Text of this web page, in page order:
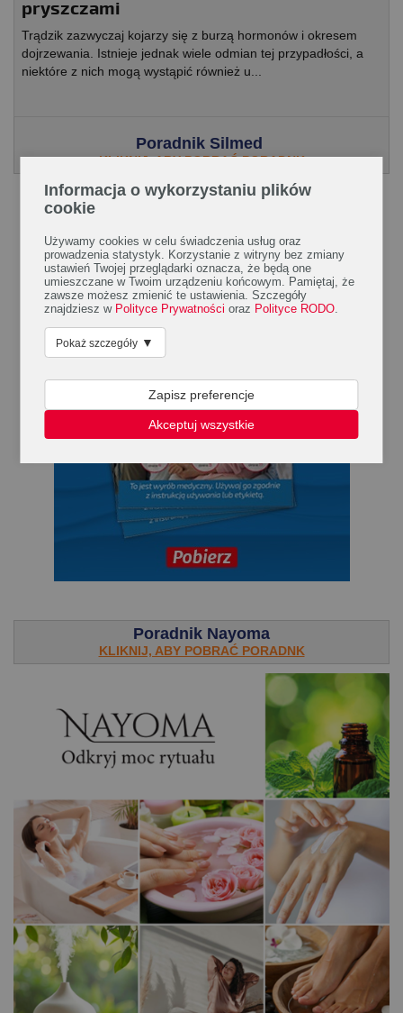
pryszczami
Trądzik zazwyczaj kojarzy się z burzą hormonów i okresem
dojrzewania. Istnieje jednak wiele odmian tej przypadłości, a
niektóre z nich mogą wystąpić również u...
Poradnik Silmed
KLIKNIJ, ABY POBRAĆ PORADNK
Poradnik Nayoma
KLIKNIJ, ABY POBRAĆ PORADNK
Informacja o wykorzystaniu plików
cookie
Używamy cookies w celu świadczenia usług oraz
prowadzenia statystyk. Korzystanie z witryny bez zmiany
ustawień Twojej przeglądarki oznacza, że będą one
umieszczane w Twoim urządzeniu końcowym. Pamiętaj, że
zawsze możesz zmienić te ustawienia. Szczegóły
znajdziesz w Polityce Prywatności oraz Polityce RODO.
Pokaż szczegóły ▼
Zapisz preferencje
Akceptuj wszystkie